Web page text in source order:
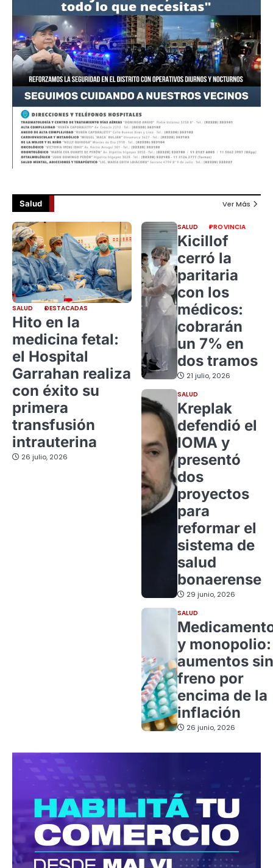
Salud Ver Más
SALUD DESTACADAS
Hito en la
medicina fetal:
el Hospital
Garrahan realiza
con éxito su
primera
transfusión
intrauterina
26 julio, 2026
SALUD PROVINCIA
Kicillof
cerró la
paritaria
con los
médicos:
cobrarán
un 7% en
dos tramos
21 julio, 2026
SALUD
Kreplak
defendió el
IOMA y
presentó
dos
proyectos
para
reformar el
sistema de
salud
bonaerense
29 junio, 2026
SALUD
y monopolio:
aumentos sin
freno por
encima de la
inflación
26 junio, 2026